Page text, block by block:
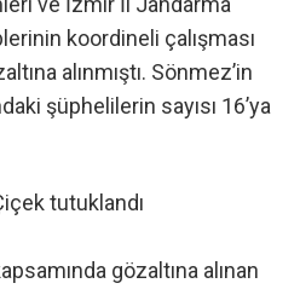
koordineli çalışması
alınmıştı. Sönmez’in
şüphelilerin sayısı 16’ya
tutuklandı
gözaltına alınan